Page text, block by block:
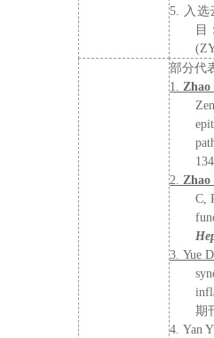
5. 入选
目
部分代
1.Zhao
2.Zhao
C,
3.Yue
期
4.Yan Y